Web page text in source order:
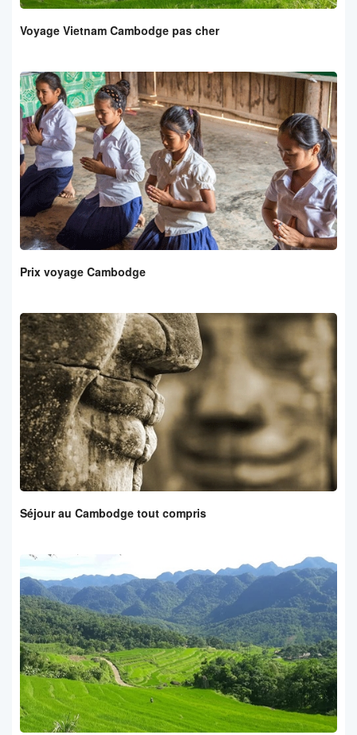
Voyage Vietnam Cambodge pas cher
Prix voyage Cambodge
Séjour au Cambodge tout compris